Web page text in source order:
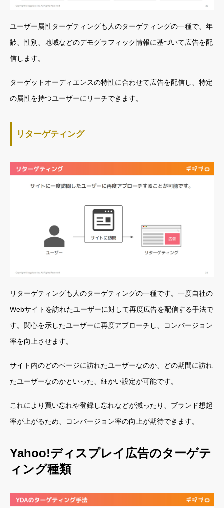
ユーザー属性ターゲティングも人のターゲティングの一種で、年
齢、性別、地域などのデモグラフィック情報に基づいて広告を配
信します。
ターゲットオーディエンスの特性に合わせて広告を配信し、特定
の属性を持つユーザーにリーチできます。
リターゲティング
リターゲティングも人のターゲティングの一種です。一度自社の
Webサイトを訪れたユーザーに対して再度広告を配信する手法で
す。関心を示したユーザーに再度アプローチし、コンバージョン
率を向上させます。
サイト内のどのページに訪れたユーザーなのか、どの期間に訪れ
たユーザーなのかといった、細かい設定が可能です。
これにより買い忘れや登録し忘れなどが減ったり、ブランド想起
率が上がるため、コンバージョン率の向上が期待できます。
Yahoo!ディスプレイ広告のターゲテ
ィング種類